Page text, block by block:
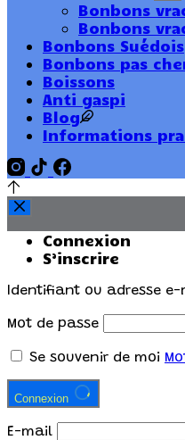
Bonbons
Bonbons
Bonbons Suédois
Bonbons pas
Boissons
Anti gaspi
Blog
Informations
Connexion
S’inscrire
Identifiant ou adresse
Mot de passe
Se souvenir de moi
Connexion
E-mail